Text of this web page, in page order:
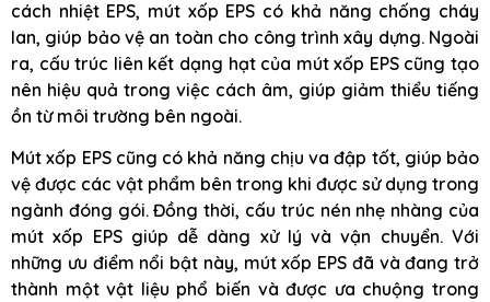
cách nhiệt EPS, mút xốp EPS có khả năng chống cháy
lan, giúp bảo vệ an toàn cho công trình xây dựng. Ngoài
ra, cấu trúc liên kết dạng hạt của mút xốp EPS cũng tạo
nên hiệu quả trong việc cách âm, giúp giảm thiểu tiếng
ồn từ môi trường bên ngoài.
Mút xốp EPS cũng có khả năng chịu va đập tốt, giúp bảo
vệ được các vật phẩm bên trong khi được sử dụng trong
ngành đóng gói. Đồng thời, cấu trúc nén nhẹ nhàng của
mút xốp EPS giúp dễ dàng xử lý và vận chuyển. Với
những ưu điểm nổi bật này, mút xốp EPS đã và đang trở
thành một vật liệu phổ biến và được ưa chuộng trong